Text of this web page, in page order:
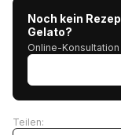
Noch kein
Gelato?
Online-
Teilen: